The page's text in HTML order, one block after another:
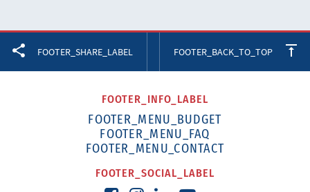
FOOTER_SHARE_LABEL FOOTER_BACK_TO_TOP
FOOTER_INFO_LABEL
FOOTER_MENU_BUDGET
FOOTER_MENU_FAQ
FOOTER_MENU_CONTACT
FOOTER_SOCIAL_LABEL